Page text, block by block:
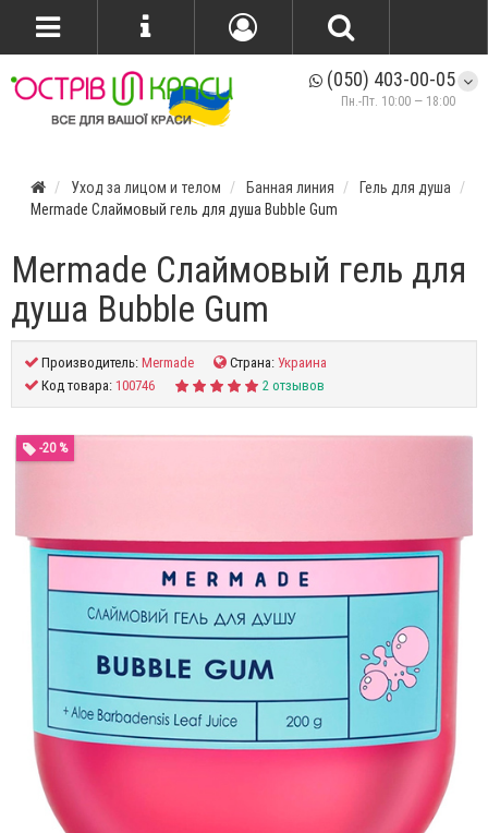
(050) 403-00-05
Пн.-Пт. 10:00 — 18:00
Уход за лицом и телом Банная линия
Гель для душа
Mermade Слаймовый гель для душа Bubble Gum
Mermade Слаймовый гель для
душа Bubble Gum
Производитель:Mermade Страна:Украина
Код товара:100746 2 отзывов
-20 %